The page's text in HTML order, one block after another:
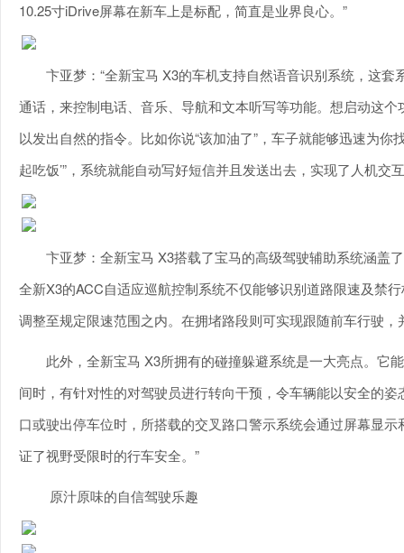
10.25寸iDrive屏幕在新车上是标配，简直是业界良心。”
卞亚梦：“全新宝马 X3的车机支持自然语音识别系统，这
通话，来控制电话、音乐、导航和文本听写等功能。想启动这
以发出自然的指令。比如你说“该加油了”，车子就能够迅速为
起吃饭’”，系统就能自动写好短信并且发送出去，实现了人机交
卞亚梦：全新宝马 X3搭载了宝马的高级驾驶辅助系统涵盖
全新X3的ACC自适应巡航控制系统不仅能够识别道路限速及禁
调整至规定限速范围之内。在拥堵路段则可实现跟随前车行驶
此外，全新宝马 X3所拥有的碰撞躲避系统是一大亮点。它
间时，有针对性的对驾驶员进行转向干预，令车辆能以安全的
口或驶出停车位时，所搭载的交叉路口警示系统会通过屏幕显
证了视野受限时的行车安全。”
原汁原味的自信驾驶乐趣